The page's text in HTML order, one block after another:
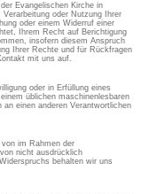
Evangelischen Kirche in
oder Nutzung Ihrer
oder einem Widerruf einer
Ihrem Recht auf Berichtigung
insofern diesem Anspruch
Ihrer Rechte und für Rückfragen
mit uns auf.
oder in Erfüllung eines
üblichen maschinenlesbaren
einen anderen Verantwortlichen
im Rahmen der
nicht ausdrücklich
behalten wir uns